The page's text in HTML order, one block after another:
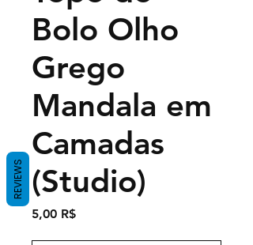
Bolo Olho
Grego
Mandala em
Camadas
(Studio)
5,00 R$Τιμή
REVIEWS